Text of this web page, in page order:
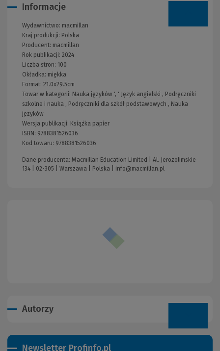
Informacje
Wydawnictwo: macmillan
Kraj produkcji: Polska
Producent: macmillan
Rok publikacji: 2024
Liczba stron: 100
Okładka: miękka
Format: 21.0x29.5cm
Towar w kategorii: Nauka języków ', ' Język angielski , Podręczniki
szkolne i nauka , Podręczniki dla szkół podstawowych , Nauka
języków
Wersja publikacji: Książka papier
ISBN: 9788381526036
Kod towaru: 9788381526036
Dane producenta: Macmillan Education Limited | Al. Jerozolimskie
134 | 02-305 | Warszawa | Polska | info@macmillan.pl
Autorzy
Newsletter Profinfo.pl